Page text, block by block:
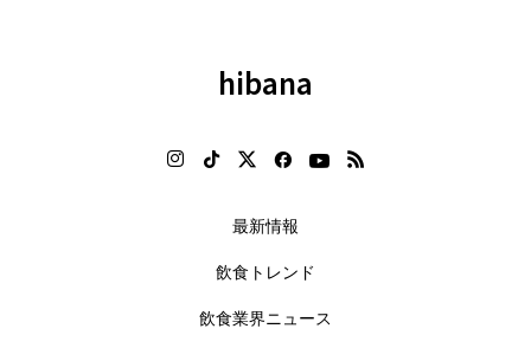
hibana
最新情報
飲食トレンド
飲食業界ニュース